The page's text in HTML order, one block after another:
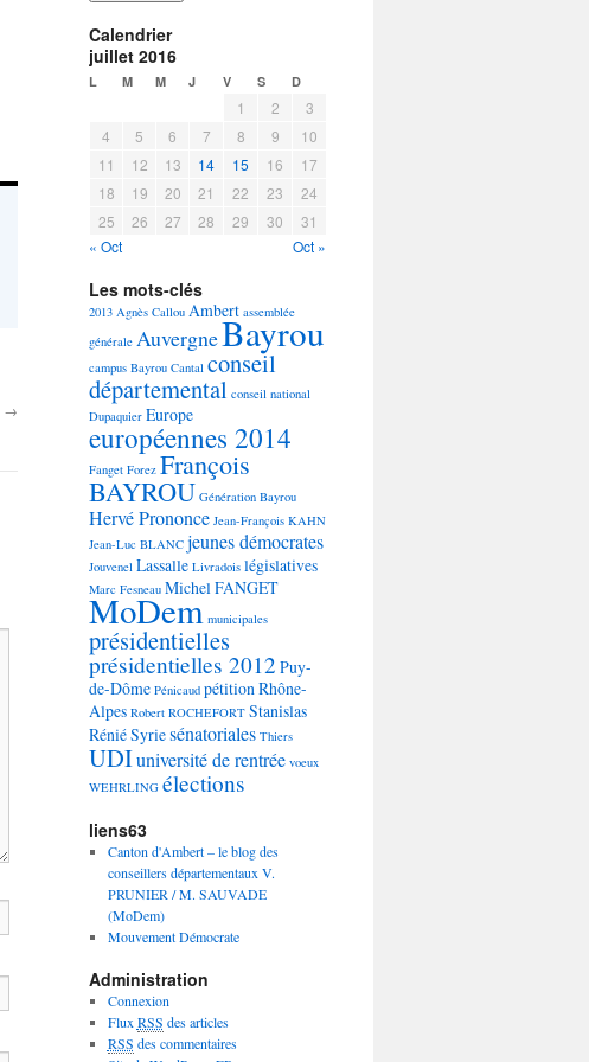
→
Calendrier
juillet 2016
L M M J V S D
« Oct Oct »
1 2
3
4
5 6 7 8 9
10
11
12 13 14 15 16
17
18
19 20 21 22 23
24
25
26 27 28 29 30 31
Les mots-clés
2013 Agnès Callou Ambert assemblée
générale AuvergneBayrou
campus Bayrou Cantal conseil
départemental conseil national
Dupaquier Europe
européennes 2014
Fanget Forez François
BAYROU Génération Bayrou
Hervé Prononce Jean-François KAHN
Jean-Luc BLANC jeunes démocrates
Jouvenel Lassalle Livradois législatives
Marc Fesneau Michel FANGET
MoDem municipales
présidentielles
présidentielles 2012 Puy-
de-Dôme Pénicaud pétitionRhône-
Alpes Robert ROCHEFORT Stanislas
RéniéSyriesénatoriales Thiers
UDIuniversité de rentrée voeux
WEHRLING élections
liens63
Canton d'Ambert – le blog des
conseillers départementaux V.
PRUNIER / M. SAUVADE
(MoDem)
Mouvement Démocrate
Administration
Connexion
Flux RSS des articles
RSS des commentaires